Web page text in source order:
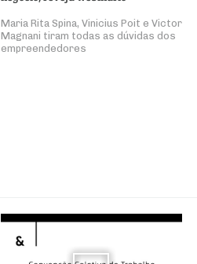
Maria Rita Spina, Vinicius Poit e Victor
Magnani tiram todas as dúvidas dos
empreendedores